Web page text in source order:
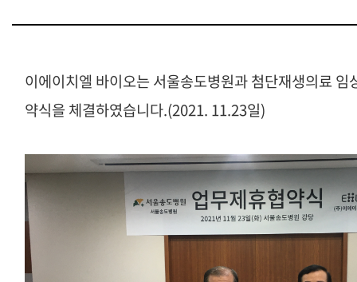
이에이치엘 바이오는 서울송도병원과 첨단재생의료 임
약식을 체결하였습니다.(2021. 11.23일)